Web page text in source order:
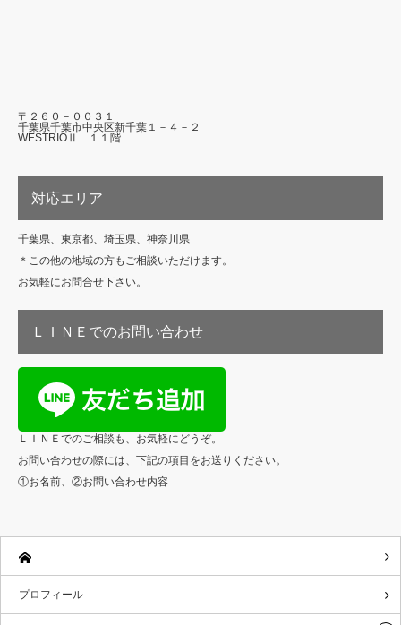
〒２６０－００３１
千葉県千葉市中央区新千葉１－４－２
WESTRIOⅡ １１階
対応エリア
千葉県、東京都、埼玉県、神奈川県
＊この他の地域の方もご相談いただけます。
お気軽にお問合せ下さい。
ＬＩＮＥでのお問い合わせ
ＬＩＮＥでのご相談も、お気軽にどうぞ。
お問い合わせの際には、下記の項目をお送りください。
①お名前、②お問い合わせ内容
プロフィール